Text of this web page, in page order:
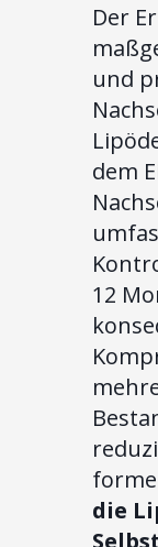
Der
und
dem
12
die